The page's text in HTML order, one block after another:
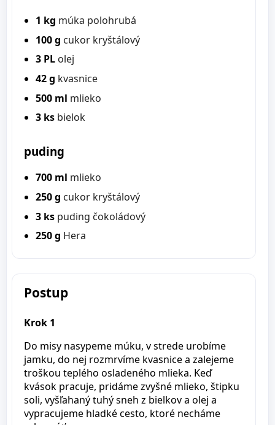
1 kg múka polohrubá
100 g cukor kryštálový
3 PL olej
42 g kvasnice
500 ml mlieko
3 ks bielok
puding
700 ml mlieko
250 g cukor kryštálový
3 ks puding čokoládový
250 g Hera
Postup
Krok 1
Do misy nasypeme múku, v strede urobíme
jamku, do nej rozmrvíme kvasnice a zalejeme
troškou teplého osladeného mlieka. Keď
kvások pracuje, pridáme zvyšné mlieko, štipku
soli, vyšľahaný tuhý sneh z bielkov a olej a
vypracujeme hladké cesto, ktoré necháme